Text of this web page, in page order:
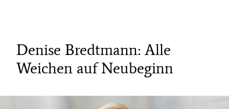
Denise Bredtmann: Alle
Weichen auf Neubeginn